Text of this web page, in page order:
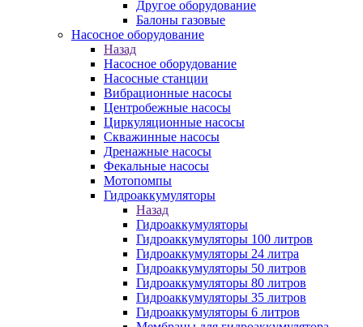
Другое оборудование
Балоны газовые
Насосное оборудование
Назад
Насосное оборудование
Насосные станции
Вибрационные насосы
Центробежные насосы
Циркуляционные насосы
Скважинные насосы
Дренажные насосы
Фекальные насосы
Мотопомпы
Гидроаккумуляторы
Назад
Гидроаккумуляторы
Гидроаккумуляторы 100 литров
Гидроаккумуляторы 24 литра
Гидроаккумуляторы 50 литров
Гидроаккумуляторы 80 литров
Гидроаккумуляторы 35 литров
Гидроаккумуляторы 6 литров